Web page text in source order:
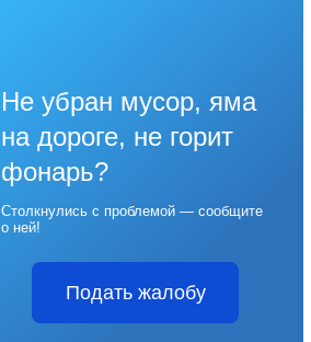
Не убран мусор, яма
на дороге, не горит
фонарь?
Столкнулись с проблемой — сообщите
о ней!
Подать жалобу